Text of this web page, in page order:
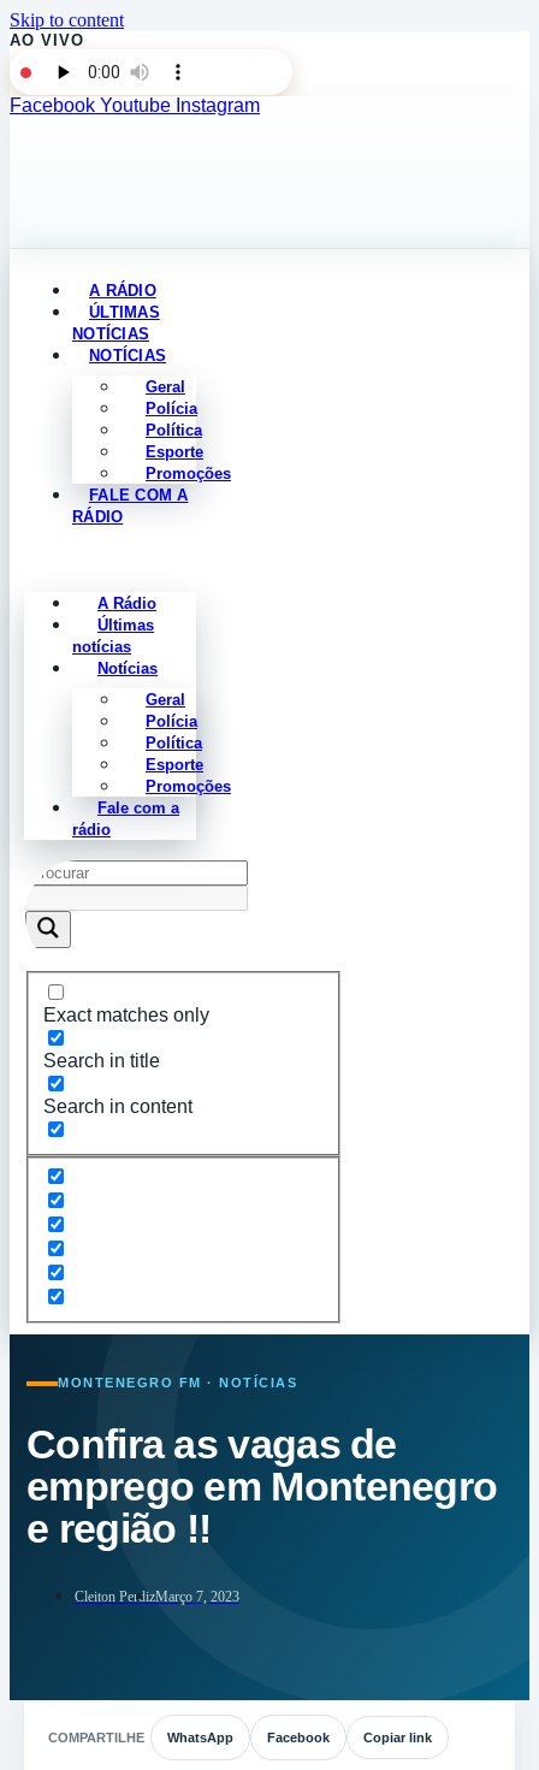
Skip to content
AO VIVO
Facebook Youtube Instagram
A RÁDIO
ÚLTIMAS
NOTÍCIAS
NOTÍCIAS
Geral
Polícia
Política
Esporte
Promoções
FALE COM A
RÁDIO
A Rádio
Últimas
notícias
Notícias
Geral
Polícia
Política
Esporte
Promoções
Fale com a
rádio
Exact matches only
Search in title
Search in content
MONTENEGRO FM · NOTÍCIAS
Confira as vagas de
emprego em Montenegro
e região !!
Cleiton PerdizMarço 7, 2023
COMPARTILHE WhatsApp Facebook Copiar link